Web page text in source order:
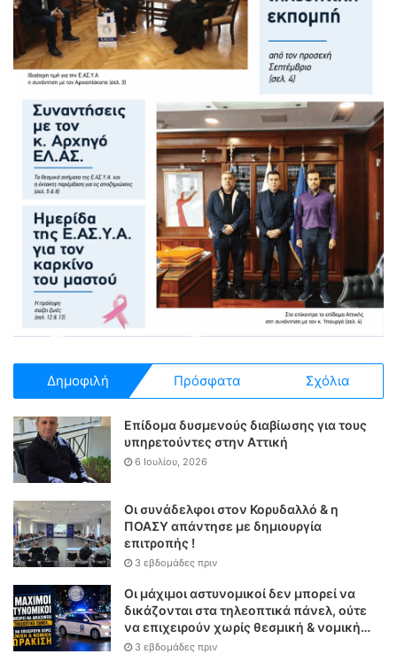
Δημοφιλή Πρόσφατα Σχόλια
Επίδομα δυσμενούς διαβίωσης για τους
υπηρετούντες στην Αττική
6 Ιουλίου, 2026
Οι συνάδελφοι στον Κορυδαλλό & η
ΠΟΑΣΥ απάντησε με δημιουργία
επιτροπής !
3 εβδομάδες πριν
Οι μάχιμοι αστυνομικοί δεν μπορεί να
δικάζονται στα τηλεοπτικά πάνελ, ούτε
να επιχειρούν χωρίς θεσμική & νομική
θωράκιση
3 εβδομάδες πριν